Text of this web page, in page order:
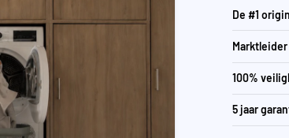
De #1
100%
5 jaar